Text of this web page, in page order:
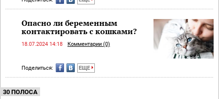
Опасно ли беременным
контактировать с кошками?
18.07.2024 14:18 Комментарии (0)
Поделиться: ЕЩЕ
30 ПОЛОСА